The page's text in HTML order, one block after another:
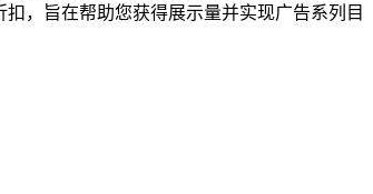
，旨在帮助您获得展示量并实现广告系列目